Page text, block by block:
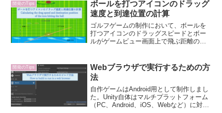
開発のTips
ボールを打つアイコンのドラッグ
速度と到達位置の計算
ゴルフゲームの制作において、ボールを
打つアイコンのドラッグスピードとボー
ルがゲームビュー画面上で飛ぶ距離の関
表示されているマス目１つは10Unityユニ
ット、ス...
開発のTips
Webブラウザで実行するための方
法
自作ゲームはAndroid用として制作しまし
た。Unity自体はマルチプラットフォーム
（PC、Android、iOS、Webなど）に対応